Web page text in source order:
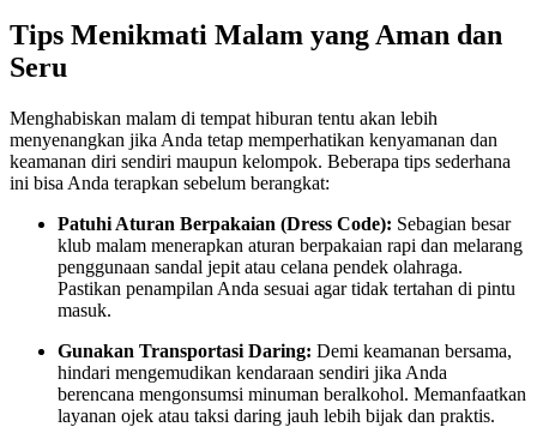
Tips Menikmati Malam yang Aman dan
Seru
Menghabiskan malam di tempat hiburan tentu akan lebih
menyenangkan jika Anda tetap memperhatikan kenyamanan dan
keamanan diri sendiri maupun kelompok. Beberapa tips sederhana
ini bisa Anda terapkan sebelum berangkat:
Patuhi Aturan Berpakaian (Dress Code): Sebagian besar
klub malam menerapkan aturan berpakaian rapi dan melarang
penggunaan sandal jepit atau celana pendek olahraga.
Pastikan penampilan Anda sesuai agar tidak tertahan di pintu
masuk.
Gunakan Transportasi Daring: Demi keamanan bersama,
hindari mengemudikan kendaraan sendiri jika Anda
berencana mengonsumsi minuman beralkohol. Memanfaatkan
layanan ojek atau taksi daring jauh lebih bijak dan praktis.